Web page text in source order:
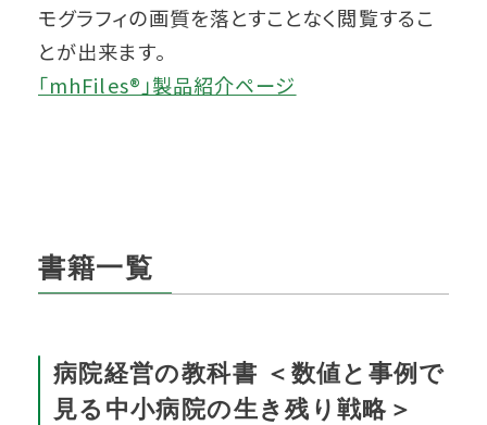
モグラフィの画質を落とすことなく閲覧するこ
とが出来ます。
「mhFiles®」製品紹介ページ
書籍一覧
病院経営の教科書 ＜数値と事例で
見る中小病院の生き残り戦略＞